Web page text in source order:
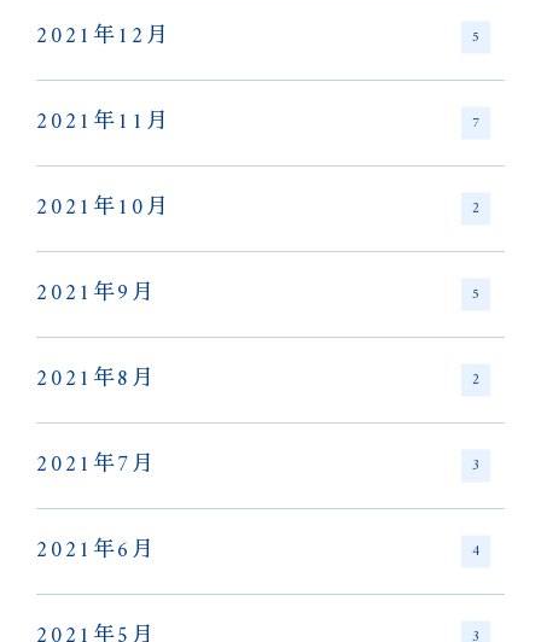
2021年12月 5
2021年11月 7
2021年10月 2
2021年9月 5
2021年8月 2
2021年7月 3
2021年6月 4